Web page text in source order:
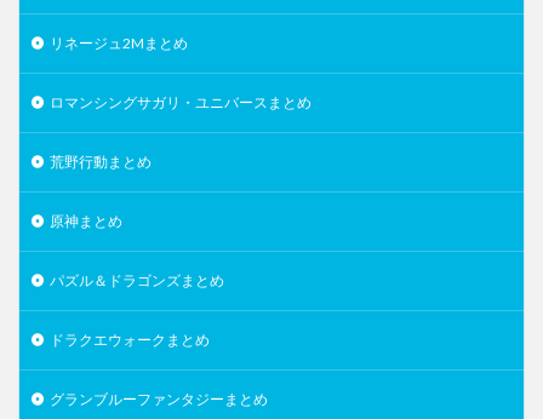
リネージュ2Mまとめ
ロマンシングサガリ・ユニバースまとめ
荒野行動まとめ
原神まとめ
パズル＆ドラゴンズまとめ
ドラクエウォークまとめ
グランブルーファンタジーまとめ